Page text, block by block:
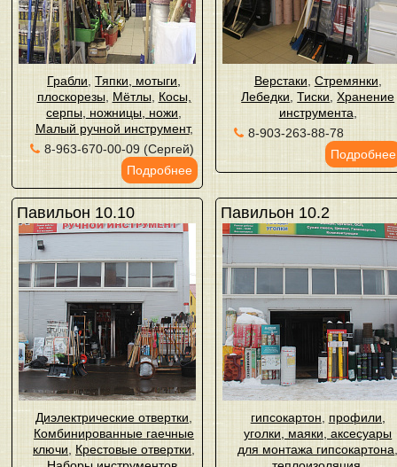
Грабли ,Тяпки, мотыги,
плоскорезы, Мётлы,Косы,
серпы, ножницы, ножи
Малый ручной инструмент,
8-963-670-00-09 (Сергей)
Подробнее
Верстаки Стремянки
Лебедки ,Тиски ,Хранение
инструмента
8-903-263-88-78
Подробнее
Павильон 10.10
Диэлектрические отвертки
Комбинированные гаечные
ключи
Крестовые отвертки
Павильон 10.2
гипсокартон
профили,
уголки, маяки, аксесуары
для монтажа гипсокартона